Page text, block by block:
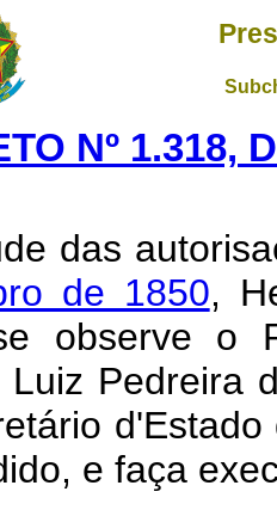
Nº 1.318,
de 1850,
observe o
Pedreira
e faça